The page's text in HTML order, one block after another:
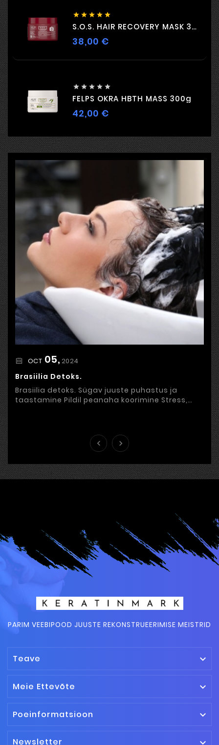
    
S.O.S. HAIR RECOVERY MASK 300G
38,00 €Hind
    
FELPS OKRA HBTH MASS 300g
42,00 €Hind
OCT 05, 2024
Brasiilia Detoks.
Brasiilia detoks. Sügav juuste puhastus ja
taastamine Pildil peanaha koorimine Stress,


PARIM VEEBIPOOD JUUSTE REKONSTRUEERIMISE MEISTRID
Teave 
Meie Ettevõte 
Poeinformatsioon 
Newsletter